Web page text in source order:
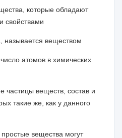
которые обладают
свойствами
называется веществом
атомов в химических
частицы веществ, состав и
такие же, как у данного
вещества могут